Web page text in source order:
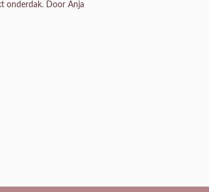
onderdak. Door Anja